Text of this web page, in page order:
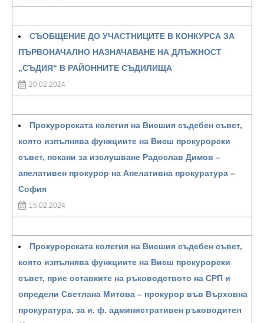
СЪОБЩЕНИЕ ДО УЧАСТНИЦИТЕ В КОНКУРСА ЗА
ПЪРВОНАЧАЛНО НАЗНАЧАВАНЕ НА ДЛЪЖНОСТ
„СЪДИЯ“ В РАЙОННИТЕ СЪДИЛИЩА
20.02.2024
Прокурорската колегия на Висшия съдебен съвет,
която изпълнява функциите на Висш прокурорски
съвет, покани за изслушване Радослав Димов –
апелативен прокурор на Апелативна прокуратура –
София
15.02.2024
Прокурорската колегия на Висшия съдебен съвет,
която изпълнява функциите на Висш прокурорски
съвет, прие оставките на ръководството на СРП и
определи Светлана Митова – прокурор във Върховна
прокуратура, за и. ф. административен ръководител